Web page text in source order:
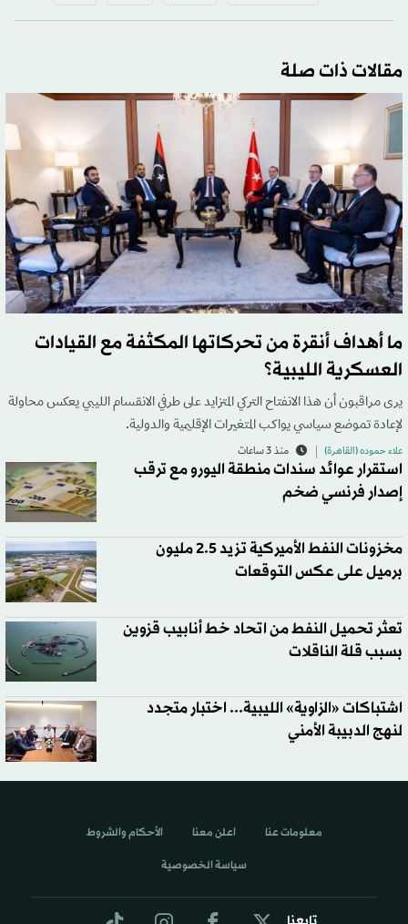
مقالات ذات صلة
ما أهداف أنقرة من تحركاتها المكثفة مع القيادات
العسكرية الليبية؟
يرى مراقبون أن هذا الانفتاح التركي المتزايد على طرفي الانقسام الليبي يعكس محاولة
لإعادة تموضع سياسي يواكب المتغيرات الإقليمية والدولية.
علاء حموده (القاهرة) منذ 3 ساعات
استقرار عوائد سندات منطقة اليورو مع ترقب
إصدار فرنسي ضخم
مخزونات النفط الأميركية تزيد 2.5 مليون
برميل على عكس التوقعات
تعثر تحميل النفط من اتحاد خط أنابيب قزوين
بسبب قلة الناقلات
اشتباكات «الزاوية» الليبية... اختبار متجدد
لنهج الدبيبة الأمني
معلومات عنا اعلن معنا الأحكام والشروط
سياسة الخصوصية